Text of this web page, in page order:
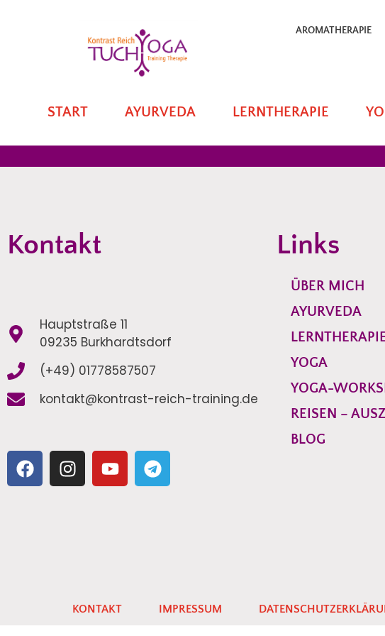
AROMATHERAPIE
START AYURVEDA LERNTHERAPIE
Kontakt
Hauptstraße 11
09235 Burkhardtsdorf
(+49) 01778587507
kontakt@kontrast-reich-training.de
Links
ÜBER MICH
AYURVEDA
YOGA
YOGA-
REISEN –
BLOG
KONTAKT IMPRESSUM